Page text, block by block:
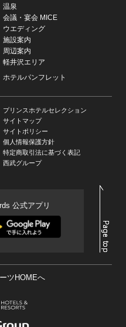
温泉
会議・宴会 MICE
ウエディング
施設案内
周辺案内
軽井沢エリア
ホテルパンフレット
プリンスホテルセレクション
サイトマップ
サイトポリシー
個人情報保護方針
特定商取引法に基づく表記
西武グループ
公式アプリ
ツHOMEへ